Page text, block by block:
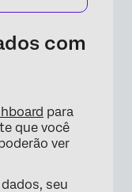
com
para
que você
ver
seu